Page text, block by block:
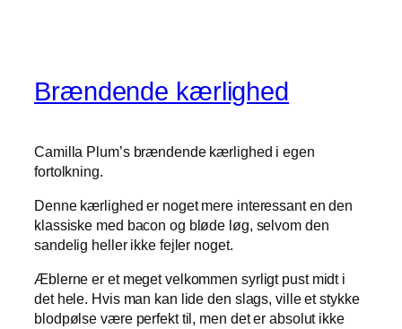
Brændende kærlighed
Camilla Plum’s brændende kærlighed i egen
fortolkning.
Denne kærlighed er noget mere interessant en den
klassiske med bacon og bløde løg, selvom den
sandelig heller ikke fejler noget.
Æblerne er et meget velkommen syrligt pust midt i
det hele. Hvis man kan lide den slags, ville et stykke
blodpølse være perfekt til, men det er absolut ikke